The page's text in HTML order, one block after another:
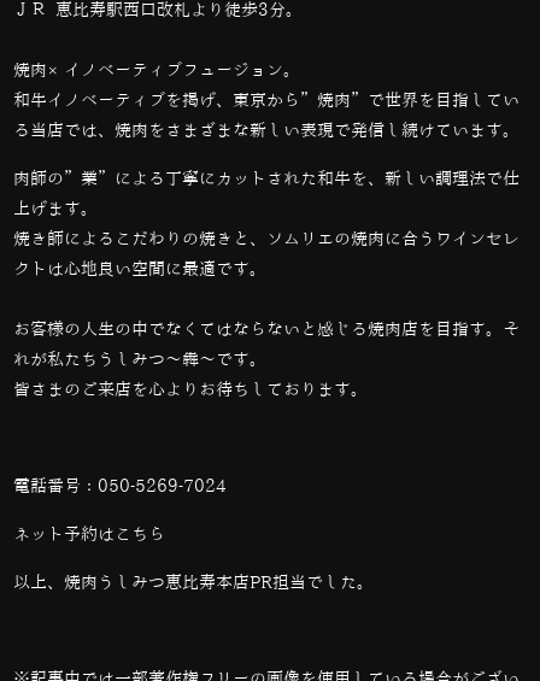
ＪＲ 恵比寿駅西口改札より徒歩3分。
焼肉×イノベーティブフュージョン。
和牛イノベーティブを掲げ、東京から”焼肉”で世界を目指してい
る当店では、焼肉をさまざまな新しい表現で発信し続けています。
肉師の”業”による丁寧にカットされた和牛を、新しい調理法で仕
上げます。
焼き師によるこだわりの焼きと、ソムリエの焼肉に合うワインセレ
クトは心地良い空間に最適です。
お客様の人生の中でなくてはならないと感じる焼肉店を目指す。そ
れが私たちうしみつ～犇～です。
皆さまのご来店を心よりお待ちしております。
電話番号： 050-5269-7024
ネット予約は こちら
以上、焼肉うしみつ恵比寿本店PR担当でした。